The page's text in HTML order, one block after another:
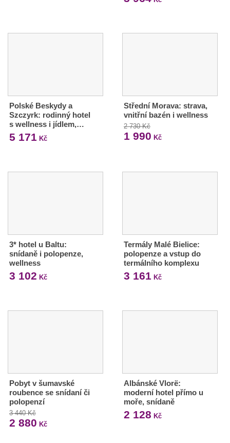
Polské Beskydy a
Szczyrk: rodinný hotel
s wellness i jídlem,…
5 171 Kč
Střední Morava: strava,
vnitřní bazén i wellness
2 730 Kč
1 990 Kč
3* hotel u Baltu:
snídaně i polopenze,
wellness
3 102 Kč
Termály Malé Bielice:
polopenze a vstup do
termálního komplexu
3 161 Kč
Pobyt v šumavské
roubence se snídaní či
polopenzí
3 440 Kč
2 880 Kč
Albánské Vlorë:
moderní hotel přímo u
moře, snídaně
2 128 Kč